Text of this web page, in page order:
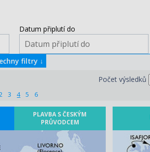
Datum připlutí do
filtry ↓
Počet výsledků
3 4 5 6
PLAVBA S ČESKÝM
PRŮVODCEM
ZOBRAZIT DETAIL
– 28.06.2027
32 190 KČ/OS.